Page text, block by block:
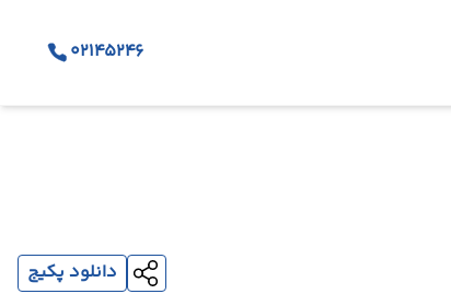
02145246
دانلود پکیج